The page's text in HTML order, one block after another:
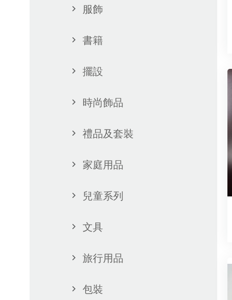
服飾
書籍
擺設
時尚飾品
禮品及套裝
家庭用品
兒童系列
文具
旅行用品
包裝